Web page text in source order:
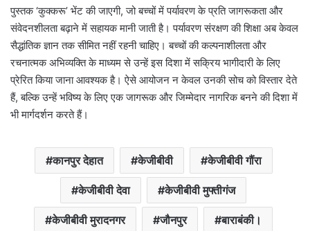
पुस्तक ‘कुक्करू’ भेंट की जाएगी, जो बच्चों में पर्यावरण के प्रति जागरूकता और
संवेदनशीलता बढ़ाने में सहायक मानी जाती है। पर्यावरण संरक्षण की शिक्षा अब केवल
सैद्धांतिक ज्ञान तक सीमित नहीं रहनी चाहिए। बच्चों की कल्पनाशीलता और
रचनात्मक अभिव्यक्ति के माध्यम से उन्हें इस दिशा में सक्रिय भागीदारी के लिए
प्रेरित किया जाना आवश्यक है। ऐसे आयोजन न केवल उनकी सोच को विस्तार देते
हैं, बल्कि उन्हें भविष्य के लिए एक जागरूक और जिम्मेदार नागरिक बनने की दिशा में
भी मार्गदर्शन करते हैं।
कानपुर देहात केजीबीवी केजीबीवी गौंरा
केजीबीवी देवा केजीबीवी मुफ्तीगंज
केजीबीवी मुरादनगर जौनपुर बाराबंकी।